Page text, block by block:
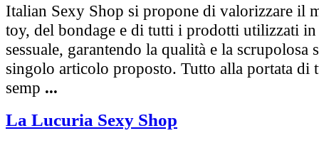
Italian Sexy Shop si propone di valorizzare il
toy, del bondage e di tutti i prodotti utilizzati
sessuale, garantendo la qualità e la scrupolosa
singolo articolo proposto. Tutto alla portata di
semp ...
La Lucuria Sexy Shop